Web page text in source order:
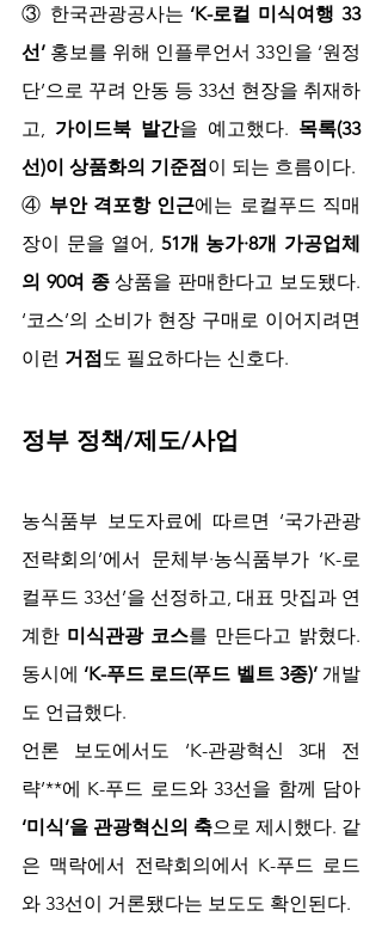
③ 한국관광공사는 ‘K-로컬 미식여행 33
선’ 홍보를 위해 인플루언서 33인을 ‘원정
단’으로 꾸려 안동 등 33선 현장을 취재하
고, 가이드북 발간을 예고했다. 목록(33
선)이 상품화의 기준점이 되는 흐름이다.
④ 부안 격포항 인근에는 로컬푸드 직매
장이 문을 열어, 51개 농가·8개 가공업체
의 90여 종 상품을 판매한다고 보도됐다.
‘코스’의 소비가 현장 구매로 이어지려면
이런 거점도 필요하다는 신호다.
정부 정책/제도/사업
농식품부 보도자료에 따르면 ‘국가관광
전략회의’에서 문체부·농식품부가 ‘K-로
컬푸드 33선’을 선정하고, 대표 맛집과 연
계한 미식관광 코스를 만든다고 밝혔다.
동시에 ‘K-푸드 로드(푸드 벨트 3종)’ 개발
도 언급했다.
언론 보도에서도 ‘K-관광혁신 3대 전
‘미식’을 관광혁신의 축으로 제시했다. 같
은 맥락에서 전략회의에서 K-푸드 로드
와 33선이 거론됐다는 보도도 확인된다.